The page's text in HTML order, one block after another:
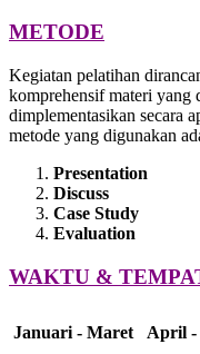
METODE
Kegiatan pelatihan
komprehensif materi yang
dimplementasikan secara
metode yang digunakan
Presentation
Discuss
Case Study
Evaluation
WAKTU &
Januari - Maret April -